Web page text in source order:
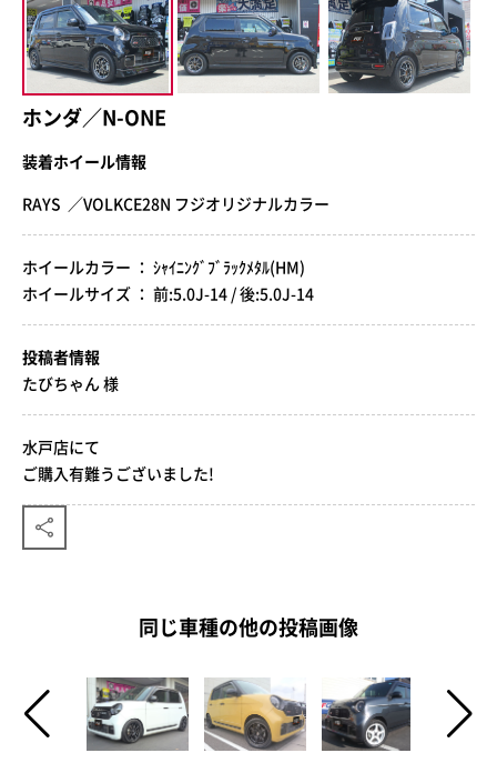
ホンダ／N-ONE
装着ホイール情報
RAYS ／VOLKCE28N フジオリジナルカラー
ホイールカラー ： ｼｬｲﾆﾝｸﾞﾌﾞﾗｯｸﾒﾀﾙ(HM)
ホイールサイズ ： 前:5.0J-14 / 後:5.0J-14
投稿者情報
たびちゃん 様
水戸店にて
ご購入有難うございました!
同じ車種の他の投稿画像